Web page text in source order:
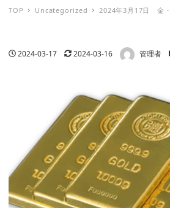
TOP Uncategorized 2024年3月17日 金
投稿日
2024-03-17 更新日
2024-03-16 著者 管理者